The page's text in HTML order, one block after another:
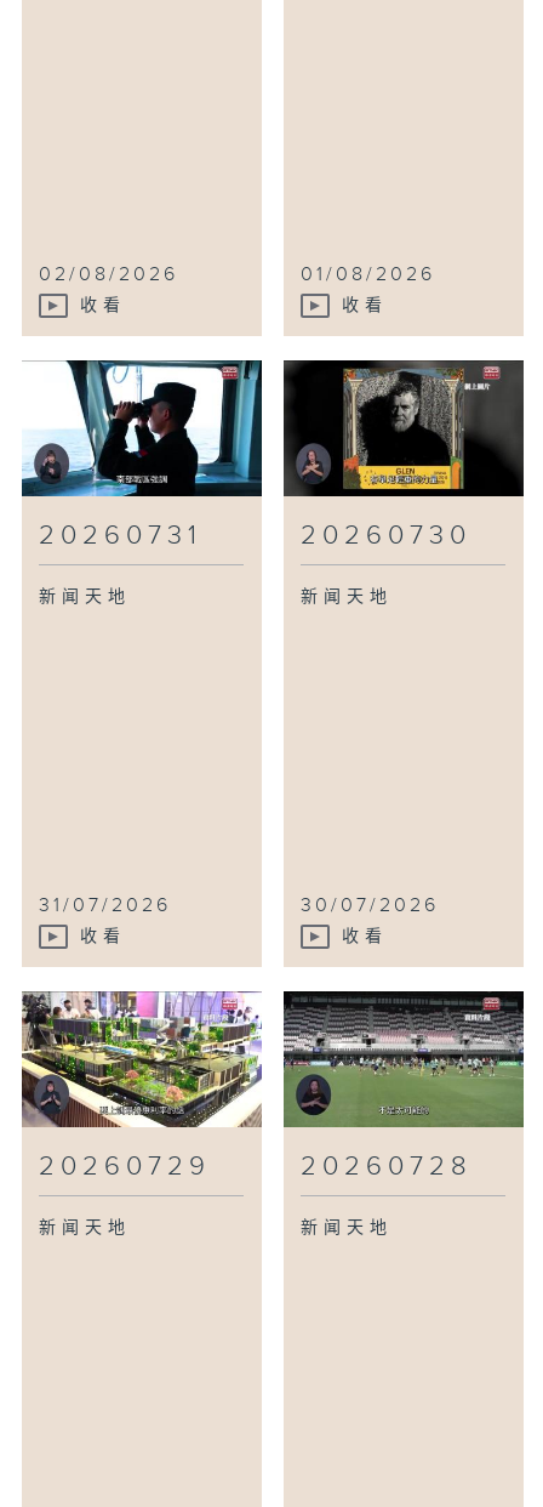
02/08/2026
收看
01/08/2026
收看
20260731
新闻天地
31/07/2026
收看
20260730
新闻天地
30/07/2026
收看
20260729
新闻天地
20260728
新闻天地